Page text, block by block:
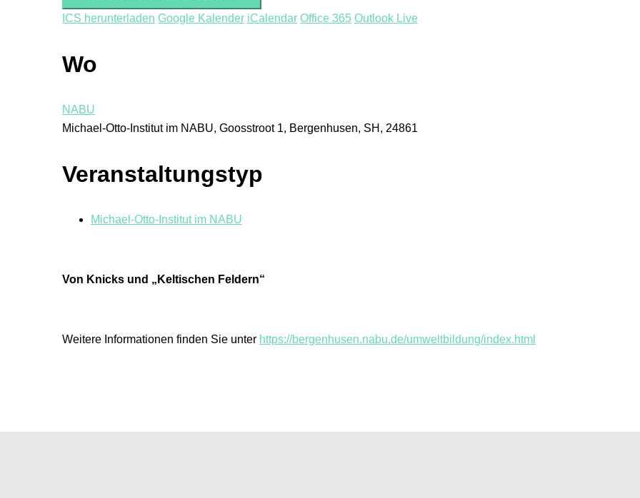
ICS herunterladen Google Kalender iCalendar Office 365 Outlook Live
Wo
NABU
Michael-Otto-Institut im NABU, Goosstroot 1, Bergenhusen, SH, 24861
Veranstaltungstyp
Michael-Otto-Institut im NABU
Von Knicks und „Keltischen Feldern“
Weitere Informationen finden Sie unter https://bergenhusen.nabu.de/umweltbildung/index.html